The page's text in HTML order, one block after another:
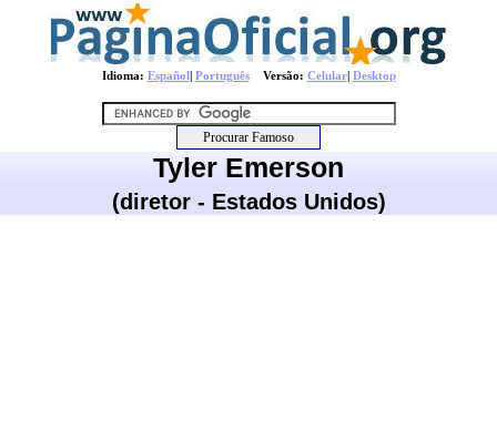
Idioma: Español| PortuguêsVersão: Celular| Desktop
Tyler Emerson
(diretor - Estados Unidos)